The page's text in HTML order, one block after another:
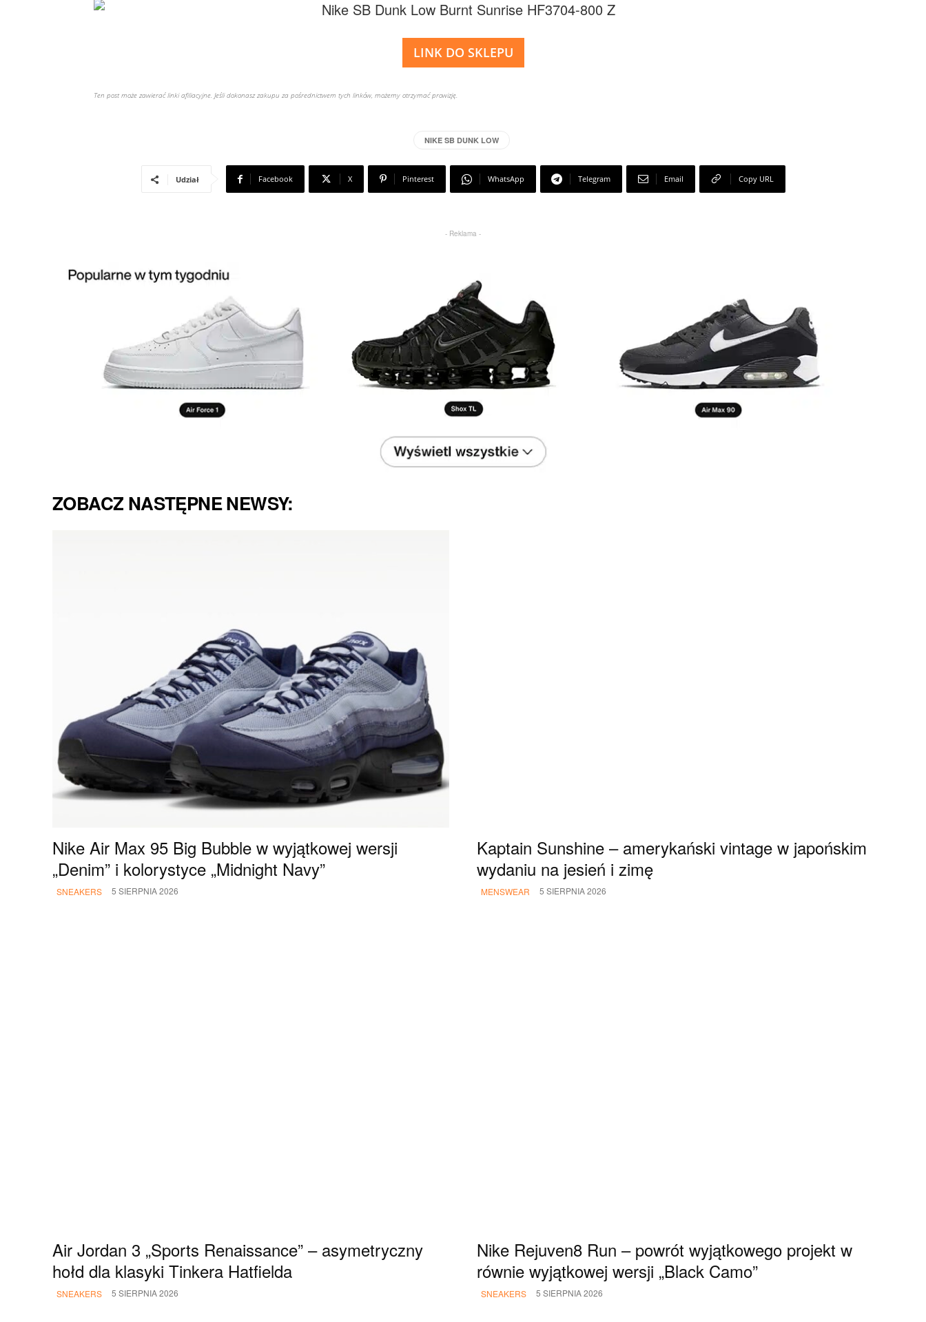
LINK DO SKLEPU
Ten post może zawierać linki afiliacyjne. Jeśli dokonasz zakupu za pośrednictwem tych linków, możemy otrzymać prowizję.
NIKE SB DUNK LOW
Udział Facebook X Pinterest WhatsApp Telegram Email Copy URL
- Reklama -
ZOBACZ NASTĘPNE NEWSY:
Nike Air Max 95 Big Bubble w wyjątkowej wersji
„Denim” i kolorystyce „Midnight Navy”
SNEAKERS 5 SIERPNIA 2026
Kaptain Sunshine – amerykański vintage w japońskim
wydaniu na jesień i zimę
MENSWEAR 5 SIERPNIA 2026
Air Jordan 3 „Sports Renaissance” – asymetryczny
hołd dla klasyki Tinkera Hatfielda
SNEAKERS 5 SIERPNIA 2026
Nike Rejuven8 Run – powrót wyjątkowego projekt w
równie wyjątkowej wersji „Black Camo”
SNEAKERS 5 SIERPNIA 2026